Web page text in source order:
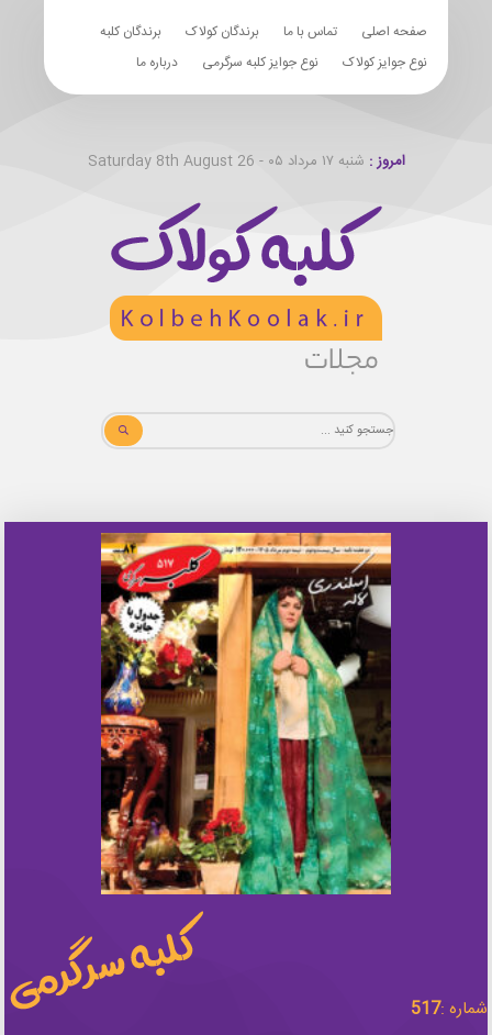
صفحه اصلی تماس با ما برندگان کولاک
برندگان کلبه
نوع جوایز کولاک
نوع جوایز کلبه سرگرمی درباره ما
امروز : شنبه ۱۷ مرداد ۰۵ - Saturday 8th August 26
شماره :517